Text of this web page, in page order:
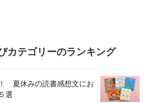
カテゴリーのランキング
夏休みの読書感想文にお
選